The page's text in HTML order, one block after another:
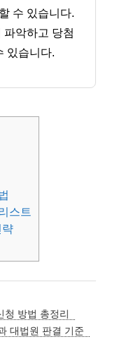
수 있습니다.
파악하고 당첨
있습니다.
스트
청 방법 총정리
대법원 판결 기준